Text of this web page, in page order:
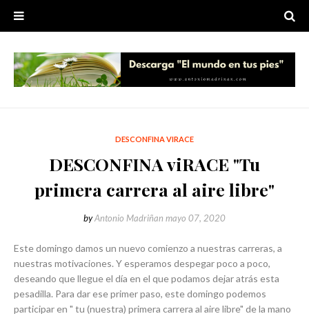
DESCONFINA VIRACE
DESCONFINA viRACE "Tu
primera carrera al aire libre"
byAntonio Madriñan mayo 07, 2020
Este domingo damos un nuevo comienzo a nuestras carreras, a
nuestras motivaciones. Y esperamos despegar poco a poco,
deseando que llegue el día en el que podamos dejar atrás esta
pesadilla. Para dar ese primer paso, este domingo podemos
participar en " tu (nuestra) primera carrera al aire libre" de la mano